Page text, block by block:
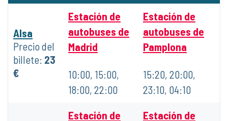
Alsa
Precio del
billete: 23
€
Estación de
autobuses de
Madrid
10:00, 15:00,
18:00, 22:00
Estación de
autobuses de
Pamplona
15:20, 20:00,
23:10, 04:10
Estación de
Estación de